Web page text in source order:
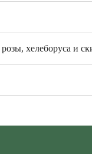
хелеборуса и